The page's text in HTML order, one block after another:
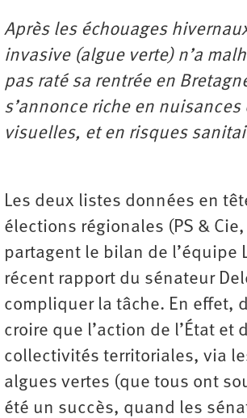
Après les échouages
invasive (algue verte) n’a
pas raté sa rentrée en
s’annonce riche en
visuelles, et en risques
Les deux listes données en
élections régionales (PS & Cie,
partagent le bilan de l’équipe
récent rapport du sénateur
compliquer la tâche. En effet,
croire que l’action de l’État et
collectivités territoriales, via
algues vertes (que tous ont
été un succès, quand les